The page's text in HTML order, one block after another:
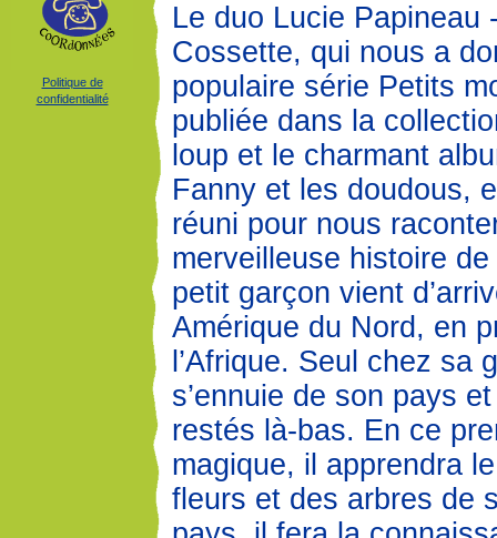
Politique de
confidentialité
Le duo Lucie Papineau
Cossette, qui nous a
populaire série Petits
publiée dans la
loup et le charmant
Fanny et les doudous,
réuni pour nous
merveilleuse histoire
petit garçon vient
Amérique du Nord, en
l’Afrique. Seul chez sa
s’ennuie de son pays
restés là-bas. En ce
magique, il apprendra
fleurs et des arbres de